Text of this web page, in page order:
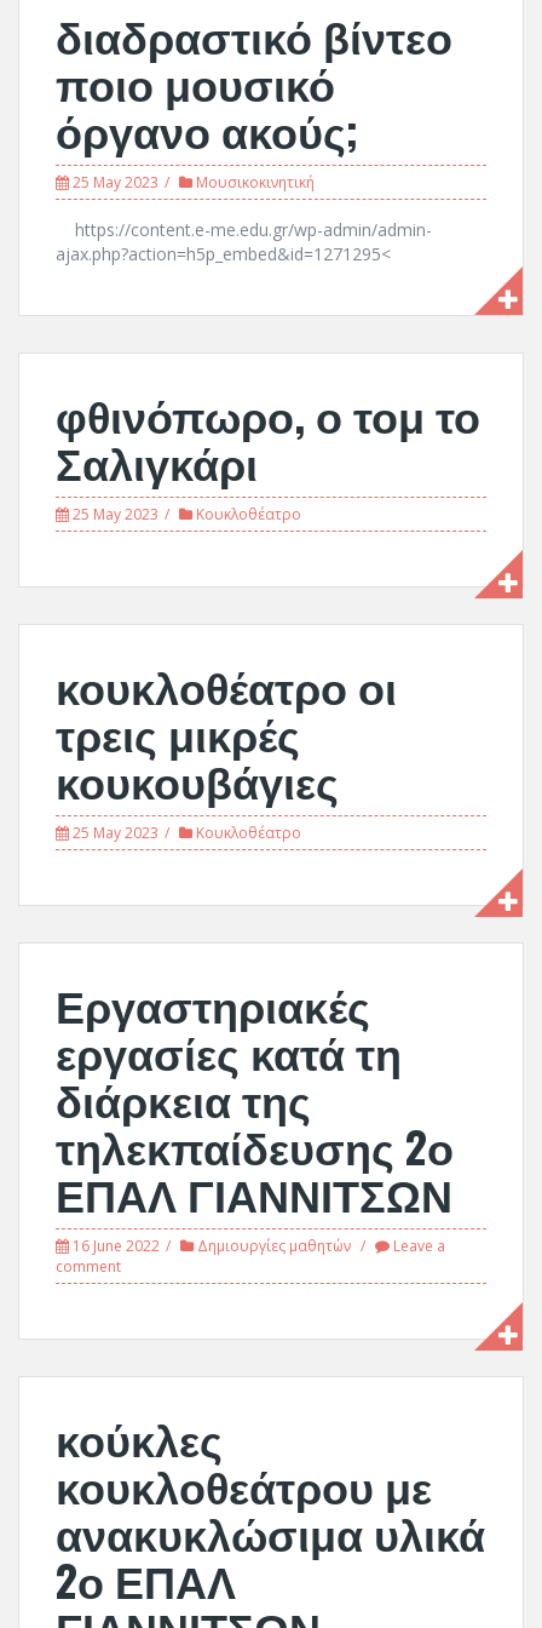
διαδραστικό βίντεο
ποιο μουσικό
όργανο ακούς;
25 May 2023 Μουσικοκινητική
https://content.e-me.edu.gr/wp-admin/admin-
ajax.php?action=h5p_embed&id=1271295<
φθινόπωρο, ο τομ το
Σαλιγκάρι
25 May 2023 Κουκλοθέατρο
κουκλοθέατρο οι
τρεις μικρές
κουκουβάγιες
25 May 2023 Κουκλοθέατρο
Εργαστηριακές
εργασίες κατά τη
διάρκεια της
τηλεκπαίδευσης 2ο
ΕΠΑΛ ΓΙΑΝΝΙΤΣΩΝ
16 June 2022 Δημιουργίες μαθητών
Leave a
comment
κούκλες
κουκλοθεάτρου με
ανακυκλώσιμα υλικά
2ο ΕΠΑΛ